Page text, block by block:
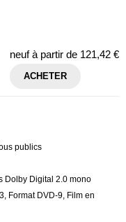
neuf à partir de 121,42 €
ACHETER
publics
Dolby Digital 2.0 mono
Format DVD-9, Film en